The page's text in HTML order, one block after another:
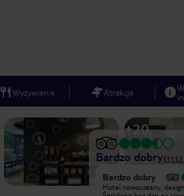
Wyżywienie Atrakcje
+20
Bardzo dobry(1113
ostatnio przebywać w
Bardzo dobry
Hotel nowoczesny,